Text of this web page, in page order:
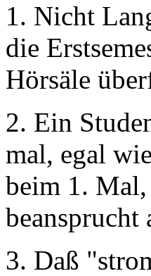
1. Nicht
die
Hörsäle
2. Ein
mal, egal
beim 1.
beansprucht
3. Daß